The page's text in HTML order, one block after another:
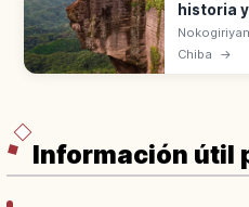
historia
m con el
Chiba →
Información útil